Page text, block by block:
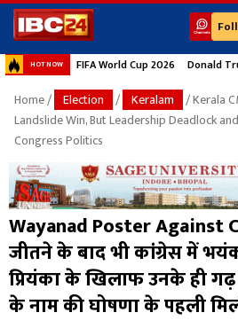
HOT NOW FIFA World Cup 2026 Donald
Home/ Election / Keralam
/ Kerala
Landslide Win, But Leadership Deadlock
Congress Politics
Wayanad Poster Against
जीतने के बाद भी कांग्रेस में
प्रियंका के खिलाफ उनके ही
के नाम की घोषणा के पहली